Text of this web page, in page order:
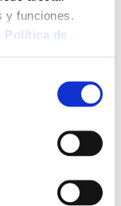
y funciones.
Política de